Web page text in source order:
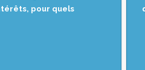
marchés ? »